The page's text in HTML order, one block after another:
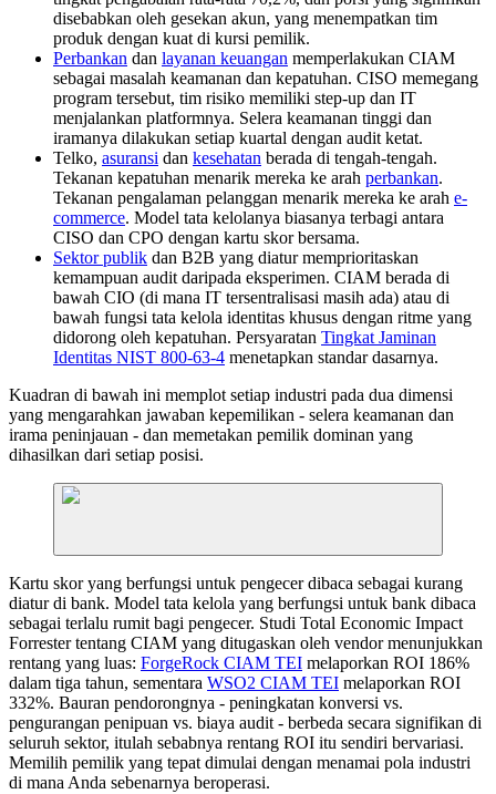
disebabkan oleh gesekan akun, yang menempatkan tim
produk dengan kuat di kursi pemilik.
Perbankan dan layanan keuangan memperlakukan CIAM
sebagai masalah keamanan dan kepatuhan. CISO memegang
program tersebut, tim risiko memiliki step-up dan IT
menjalankan platformnya. Selera keamanan tinggi dan
iramanya dilakukan setiap kuartal dengan audit ketat.
Telko, asuransi dan kesehatan berada di tengah-tengah.
Tekanan kepatuhan menarik mereka ke arah perbankan.
Tekanan pengalaman pelanggan menarik mereka ke arah e-
commerce. Model tata kelolanya biasanya terbagi antara
CISO dan CPO dengan kartu skor bersama.
Sektor publik dan B2B yang diatur memprioritaskan
kemampuan audit daripada eksperimen. CIAM berada di
bawah CIO (di mana IT tersentralisasi masih ada) atau di
bawah fungsi tata kelola identitas khusus dengan ritme yang
didorong oleh kepatuhan. Persyaratan Tingkat Jaminan
Identitas NIST 800-63-4 menetapkan standar dasarnya.
Kuadran di bawah ini memplot setiap industri pada dua dimensi
yang mengarahkan jawaban kepemilikan - selera keamanan dan
irama peninjauan - dan memetakan pemilik dominan yang
dihasilkan dari setiap posisi.
Kartu skor yang berfungsi untuk pengecer dibaca sebagai kurang
diatur di bank. Model tata kelola yang berfungsi untuk bank dibaca
sebagai terlalu rumit bagi pengecer. Studi Total Economic Impact
Forrester tentang CIAM yang ditugaskan oleh vendor menunjukkan
rentang yang luas: ForgeRock CIAM TEI melaporkan ROI 186%
dalam tiga tahun, sementara WSO2 CIAM TEI melaporkan ROI
332%. Bauran pendorongnya - peningkatan konversi vs.
pengurangan penipuan vs. biaya audit - berbeda secara signifikan di
seluruh sektor, itulah sebabnya rentang ROI itu sendiri bervariasi.
Memilih pemilik yang tepat dimulai dengan menamai pola industri
di mana Anda sebenarnya beroperasi.